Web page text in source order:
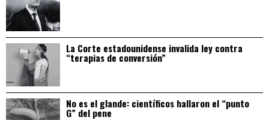
La Corte estadounidense invalida ley contra
“terapias de conversión”
No es el glande: científicos hallaron el “punto
G” del pene